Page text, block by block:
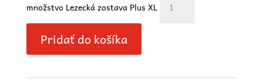
množstvo Lezecká zostava Plus XL
Pridať do košíka